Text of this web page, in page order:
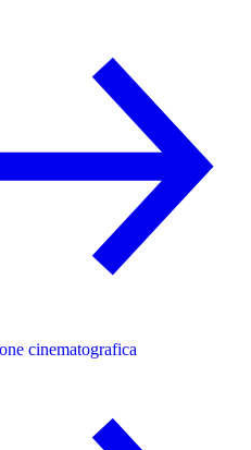
cinematografica